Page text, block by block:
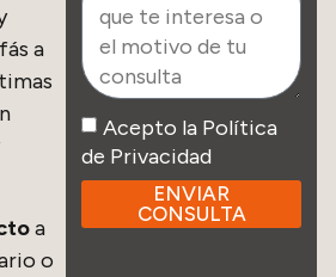
Acepto la Política
de Privacidad
ENVIAR
CONSULTA
a
a
o